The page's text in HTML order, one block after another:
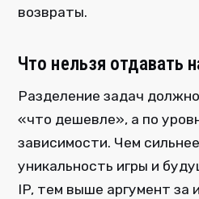
возвраты.
Что нельзя отдавать
Разделение задач
«что дешевле», а по
зависимости. Чем
уникальность игры и
IP, тем выше аргумент за